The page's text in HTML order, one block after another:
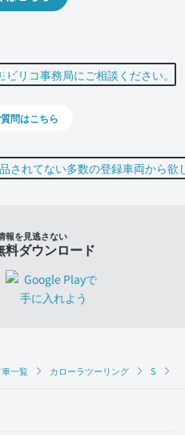
一覧 カローラツーリング S
問はこちら
報を見逃さない
ダウンロード